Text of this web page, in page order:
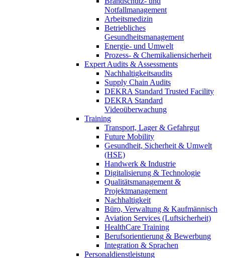
Notfallmanagement
Arbeitsmedizin
Betriebliches
Gesundheitsmanagement
Energie- und Umwelt
Prozess- & Chemikaliensicherheit
Expert Audits & Assessments
Nachhaltigkeitsaudits
Supply Chain Audits
DEKRA Standard Trusted Facility
DEKRA Standard
Videoüberwachung
Training
Transport, Lager & Gefahrgut
Future Mobility
Gesundheit, Sicherheit & Umwelt
(HSE)
Handwerk & Industrie
Digitalisierung & Technologie
Qualitätsmanagement &
Projektmanagement
Nachhaltigkeit
Büro, Verwaltung & Kaufmännisch
Aviation Services (Luftsicherheit)
HealthCare Training
Berufsorientierung & Bewerbung
Integration & Sprachen
Personaldienstleistung